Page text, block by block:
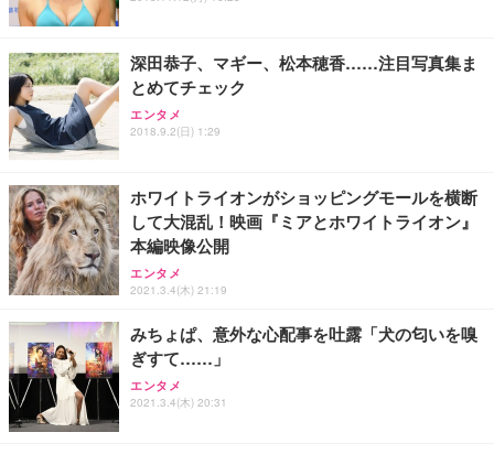
深田恭子、マギー、松本穂香……注目写真集ま
とめてチェック
エンタメ
2018.9.2(日) 1:29
ホワイトライオンがショッピングモールを横断
して大混乱！映画『ミアとホワイトライオン』
本編映像公開
エンタメ
2021.3.4(木) 21:19
みちょぱ、意外な心配事を吐露「犬の匂いを嗅
ぎすて……」
エンタメ
2021.3.4(木) 20:31